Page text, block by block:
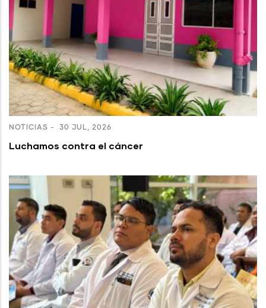
NOTICIAS - 30 JUL, 2026
Luchamos contra el cáncer